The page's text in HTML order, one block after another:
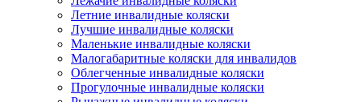
Летние инвалидные коляски
Лучшие инвалидные коляски
Маленькие инвалидные коляски
Малогабаритные коляски для инвалидов
Облегченные инвалидные коляски
Прогулочные инвалидные коляски